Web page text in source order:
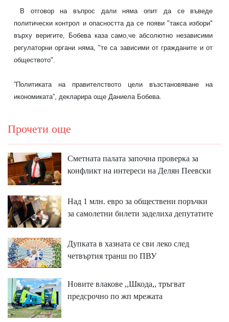
В отговор на въпрос дали няма опит да се въведе
политически контрол и опасността да се появи "такса избори"
върху веригите, Бобева каза само,че абсолютно независими
регулаторни органи няма, "те са зависими от гражданите и от
обществото".
”Политиката на правителството цели възстановяване на
икономиката”, декларира още Даниела Бобева.
Прочети още
Сметната палата започна проверка за
конфликт на интереси на Делян Пеевски
Над 1 млн. евро за обществени поръчки
за самолетни билети заделиха депутатите
Дупката в хазната се сви леко след
четвъртия транш по ПВУ
Новите влакове ,,Шкода,, тръгват
предсрочно по жп мрежата